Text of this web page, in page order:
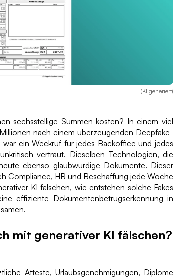
(KI generiert)
sechsstellige Summen kosten? In einem viel
nach einem überzeugenden Deepfake-
war ein Weckruf für jedes Backoffice und jedes
vertraut. Dieselben Technologien, die
ebenso glaubwürdige Dokumente. Dieser
Compliance, HR und Beschaffung jede Woche
KI fälschen, wie entstehen solche Fakes
effiziente Dokumentenbetrugserkennung in
mit generativer KI fälschen?
Atteste, Urlaubsgenehmigungen, Diplome